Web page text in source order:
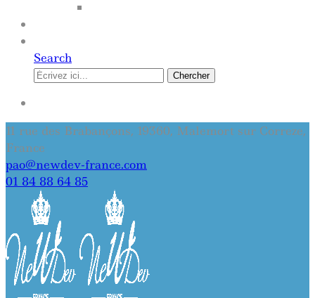
Search
Chercher
11 rue des Brabançons, 19360, Malemort sur Correze,
France
pao@newdev-france.com
01 84 88 64 85